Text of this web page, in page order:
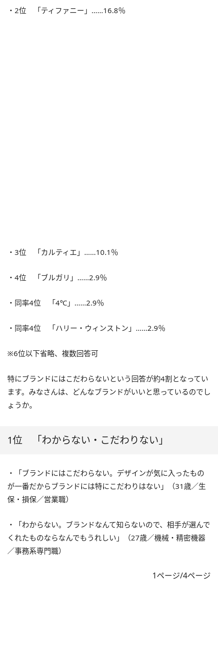
・2位 「ティファニー」……16.8％
・3位 「カルティエ」……10.1％
・4位 「ブルガリ」……2.9％
・同率4位 「4℃」……2.9％
・同率4位 「ハリー・ウィンストン」……2.9％
※6位以下省略、複数回答可
特にブランドにはこだわらないという回答が約4割となってい
ます。みなさんは、どんなブランドがいいと思っているのでし
ょうか。
1位 「わからない・こだわりない」
・「ブランドにはこだわらない。デザインが気に入ったもの
が一番だからブランドには特にこだわりはない」（31歳／生
保・損保／営業職）
・「わからない。ブランドなんて知らないので、相手が選んで
くれたものならなんでもうれしい」（27歳／機械・精密機器
／事務系専門職）
1ページ/4ページ